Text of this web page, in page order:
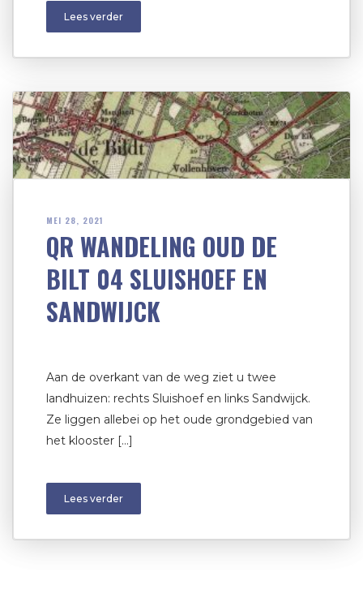
Lees verder
MEI 28, 2021
QR WANDELING OUD DE
BILT 04 SLUISHOEF EN
SANDWIJCK
Aan de overkant van de weg ziet u twee
landhuizen: rechts Sluishoef en links Sandwijck.
Ze liggen allebei op het oude grondgebied van
het klooster […]
Lees verder